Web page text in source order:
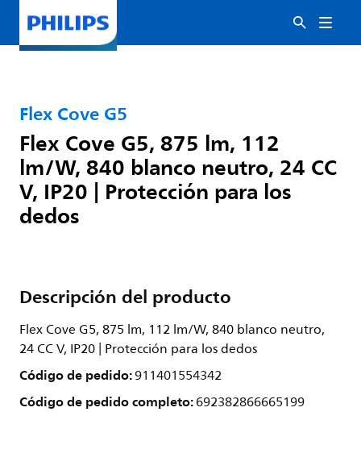
Flex Cove G5
Flex Cove G5, 875 lm, 112
lm/W, 840 blanco neutro, 24 CC
V, IP20 | Protección para los
dedos
Descripción del producto
Flex Cove G5, 875 lm, 112 lm/W, 840 blanco neutro,
24 CC V, IP20 | Protección para los dedos
Código de pedido:911401554342
Código de pedido completo:692382866665199